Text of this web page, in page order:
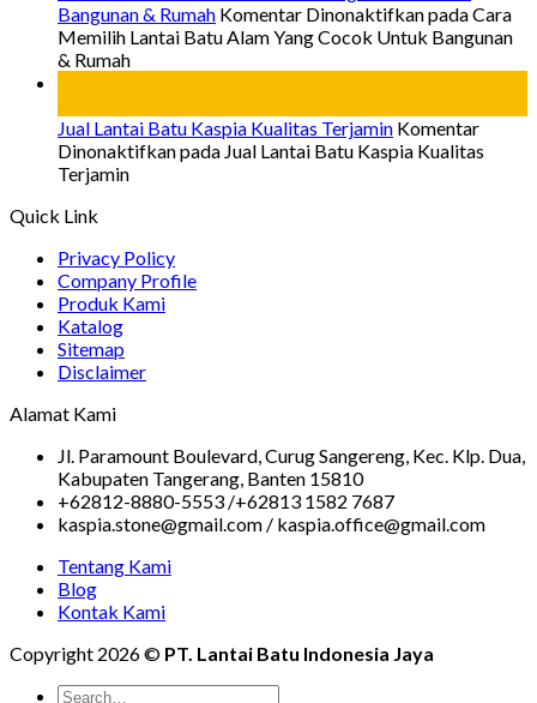
Bangunan & Rumah Komentar Dinonaktifkanpada Cara
Memilih Lantai Batu Alam Yang Cocok Untuk Bangunan
& Rumah
Jual Lantai Batu Kaspia Kualitas Terjamin Komentar
Dinonaktifkanpada Jual Lantai Batu Kaspia Kualitas
Terjamin
Quick Link
Privacy Policy
Company Profile
Produk Kami
Katalog
Sitemap
Disclaimer
Alamat Kami
Jl. Paramount Boulevard, Curug Sangereng, Kec. Klp. Dua,
Kabupaten Tangerang, Banten 15810
+62812-8880-5553 /+62813 1582 7687
kaspia.stone@gmail.com / kaspia.office@gmail.com
Tentang Kami
Blog
Kontak Kami
Copyright 2026 © PT. Lantai Batu Indonesia Jaya